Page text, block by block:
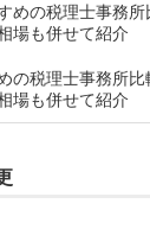
めの税理士事務
場も併せて紹介
の税理士事務所
場も併せて紹介